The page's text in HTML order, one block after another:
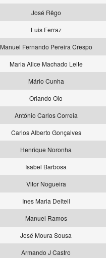
José Rêgo
Luis Ferraz
Manuel Fernando Pereira Crespo
Maria Alice Machado Leite
Mário Cunha
Orlando Oio
António Carlos Correia
Carlos Alberto Gonçalves
Henrique Noronha
Isabel Barbosa
Vitor Nogueira
Ines Maria Deltell
Manuel Ramos
José Moura Sousa
Armando J Castro